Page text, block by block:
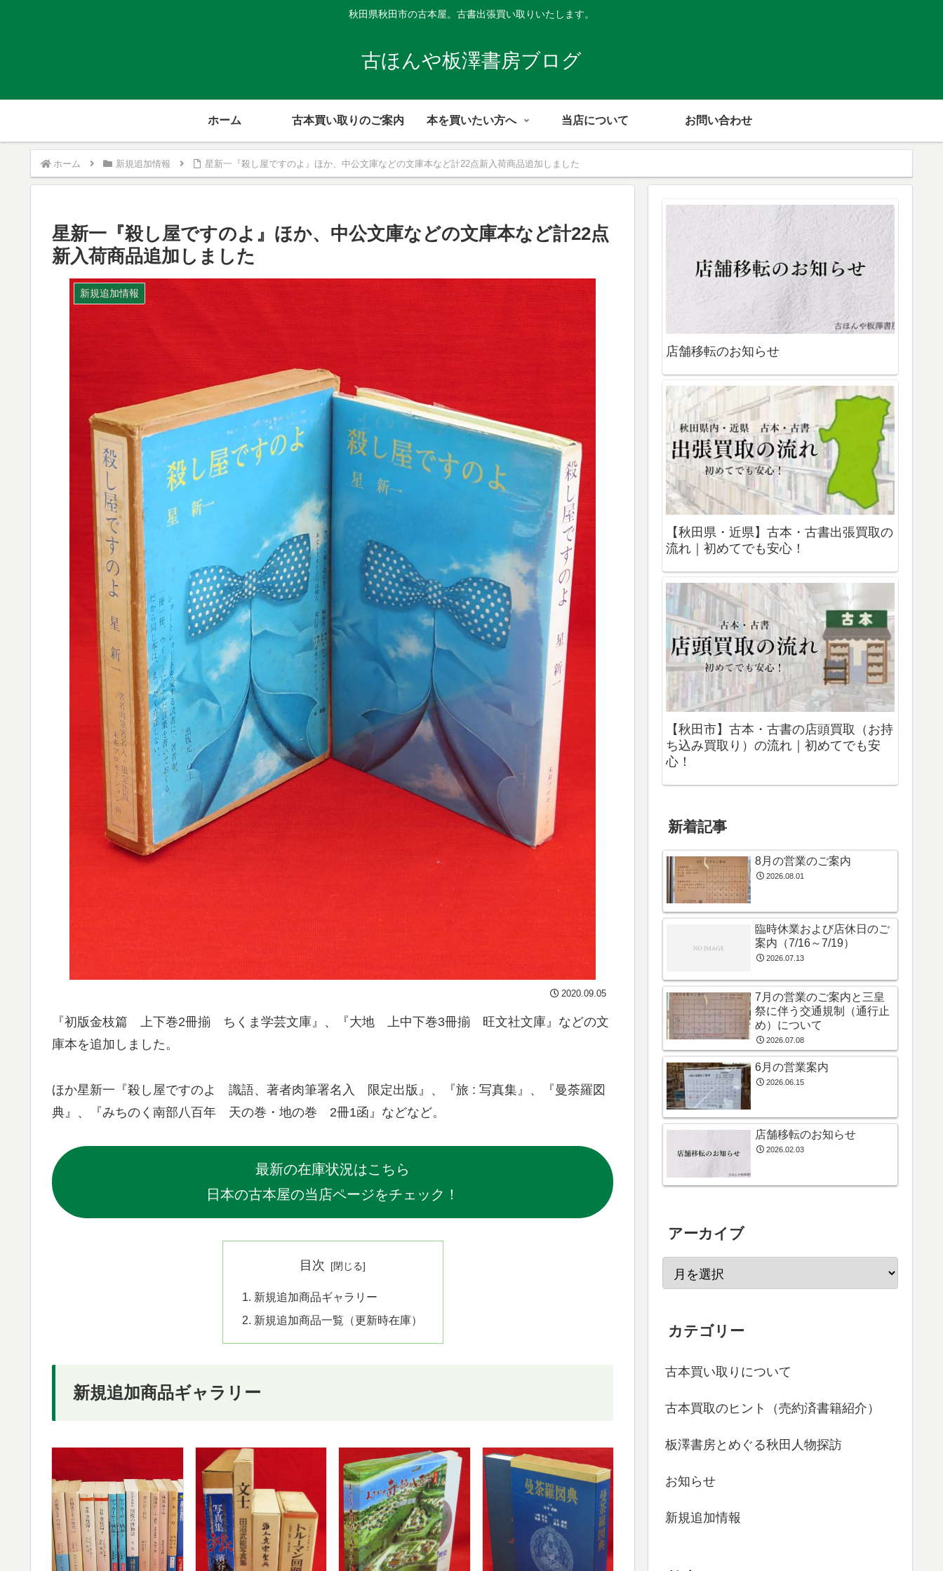
秋田県秋田市の古本屋。古書出張買い取りいたします。
古ほんや板澤書房ブログ
ホーム 古本買い取りのご案内 本を買いたい方へ 当店について お問い合わせ
ホーム 新規追加情報 星新一『殺し屋ですのよ』ほか、中公文庫などの文庫本など計22点新入荷商品追加しました
星新一『殺し屋ですのよ』ほか、中公文庫などの文庫本など計22点
新入荷商品追加しました
新規追加情報
2020.09.05
『初版金枝篇 上下巻2冊揃 ちくま学芸文庫』、『大地 上中下巻3冊揃 旺文社文庫』などの文
庫本を追加しました。
ほか星新一『殺し屋ですのよ 識語、著者肉筆署名入 限定出版』、『旅 : 写真集』、『曼荼羅図
典』、『みちのく南部八百年 天の巻・地の巻 2冊1函』などなど。
最新の在庫状況はこちら
日本の古本屋の当店ページをチェック！
目次
新規追加商品ギャラリー
新規追加商品一覧（更新時在庫）
新規追加商品ギャラリー
店舗移転のお知らせ
【秋田県・近県】古本・古書出張買取の
流れ｜初めてでも安心！
【秋田市】古本・古書の店頭買取（お持
ち込み買取り）の流れ｜初めてでも安
心！
新着記事
8月の営業のご案内
2026.08.01
臨時休業および店休日のご
案内（7/16～7/19）
2026.07.13
7月の営業のご案内と三皇
祭に伴う交通規制（通行止
め）について
2026.07.08
6月の営業案内
2026.06.15
店舗移転のお知らせ
2026.02.03
アーカイブ
カテゴリー
古本買い取りについて
古本買取のヒント（売約済書籍紹介）
板澤書房とめぐる秋田人物探訪
お知らせ
新規追加情報